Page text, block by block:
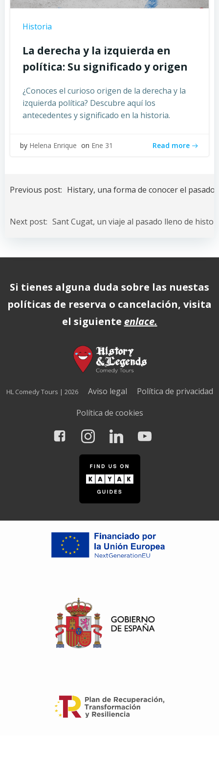
Historia
La derecha y la izquierda en
política: Su significado y origen
¿Conoces el curioso origen de la derecha y la
izquierda política? Descubre aquí los
antecedentes y significado en la historia.
by Helena Enrique on Ene 31 Read more
Navegación
deentradas
Previous post: Histary, una forma de conocer el
Navegación
deentradas
Next post: Sant Cugat, un viaje al pasado lleno de
Si tienes alguna duda sobre las nuestas
políticas de reserva o cancelación, visita
el siguiente enlace.
HL Comedy Tours | 2026 Aviso legal
Política de privacidad
Política de cookies